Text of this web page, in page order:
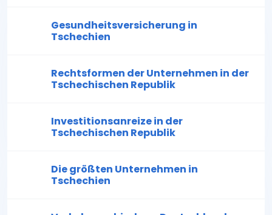
Gesundheitsversicherung in
Tschechien
Rechtsformen der Unternehmen in der
Tschechischen Republik
Investitionsanreize in der
Tschechischen Republik
Die größten Unternehmen in
Tschechien